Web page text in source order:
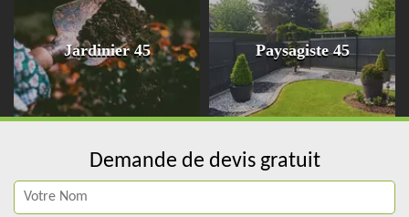
Jardinier 45 Paysagiste 45
Demande de devis gratuit